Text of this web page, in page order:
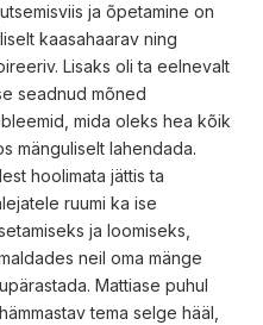
ja õpetamine on
kaasahaarav ning
Lisaks oli ta eelnevalt
seadnud mõned
mida oleks hea kõik
mänguliselt lahendada.
hoolimata jättis ta
ruumi ka ise
ja loomiseks,
neil oma mänge
Mattiase puhul
tema selge hääl,